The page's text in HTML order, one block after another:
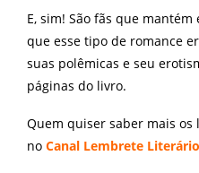
E, sim! São fãs que
que esse tipo de romance
suas polêmicas e seu
páginas do livro.
Quem quiser saber mais
no Canal Lembrete Literário